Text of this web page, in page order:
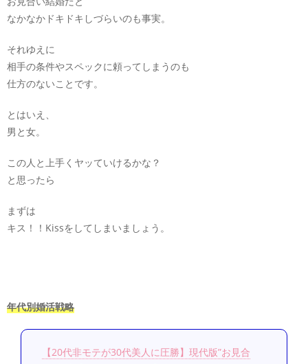
なかなかドキドキしづらいのも事実。
それゆえに
相手の条件やスペックに頼ってしまうのも
仕方のないことです。
とはいえ、
男と女。
この人と上手くヤッていけるかな？
と思ったら
まずは
キス！！Kissをしてしまいましょう。
年代別婚活戦略
【20代非モテが30代美人に圧勝】現代版”お見合